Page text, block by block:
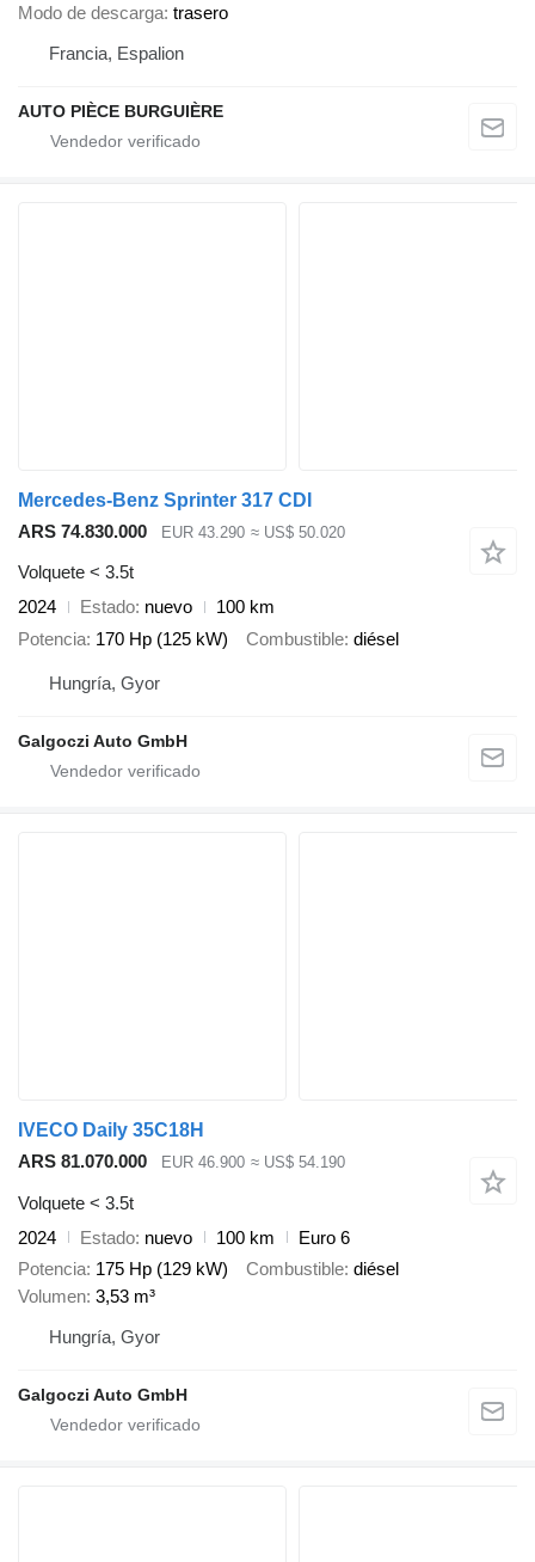
Modo de descarga trasero
Francia, Espalion
AUTO PIÈCE BURGUIÈRE
Mercedes-Benz Sprinter 317 CDI
ARS 74.830.000
EUR 43.290 ≈ US$ 50.020
Volquete < 3.5t
2024
Estado nuevo
100 km
Potencia 170 Hp (125 kW) Combustible diésel
Hungría, Gyor
Galgoczi Auto GmbH
IVECO Daily 35C18H
ARS 81.070.000
EUR 46.900 ≈ US$ 54.190
Volquete < 3.5t
2024
Estado nuevo 100 km
Euro 6
Potencia 175 Hp (129 kW) Combustible diésel
Volumen 3,53 m³
Hungría, Gyor
Galgoczi Auto GmbH